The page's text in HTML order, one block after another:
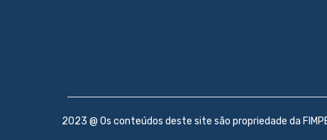
2023 @ Os conteúdos deste site são propriedade da